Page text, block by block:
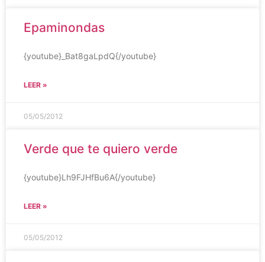
Epaminondas
{youtube}_Bat8gaLpdQ{/youtube}
LEER »
05/05/2012
Verde que te quiero verde
{youtube}Lh9FJHfBu6A{/youtube}
LEER »
05/05/2012